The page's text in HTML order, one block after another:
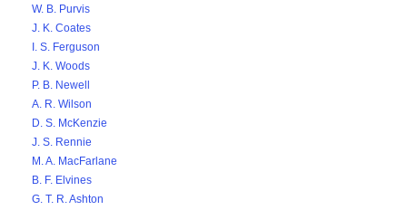
W. B. Purvis
J. K. Coates
I. S. Ferguson
J. K. Woods
P. B. Newell
A. R. Wilson
D. S. McKenzie
J. S. Rennie
M. A. MacFarlane
B. F. Elvines
G. T. R. Ashton